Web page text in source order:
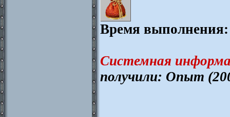
Время выполнения:
Системная
получили: Опыт